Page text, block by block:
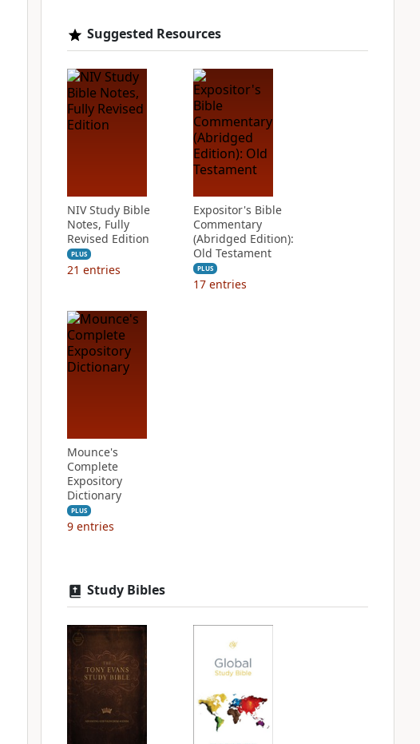
Suggested Resources
NIV Study Bible
Notes, Fully
Revised Edition
PLUS
21 entries
Expositor's Bible
Commentary
(Abridged Edition):
Old Testament
PLUS
17 entries
Mounce's
Complete
Expository
Dictionary
PLUS
9 entries
Study Bibles